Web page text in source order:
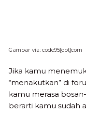
Gambar via: code95[dot]com
Jika kamu
“menakutkan” di
kamu merasa
berarti kamu sudah